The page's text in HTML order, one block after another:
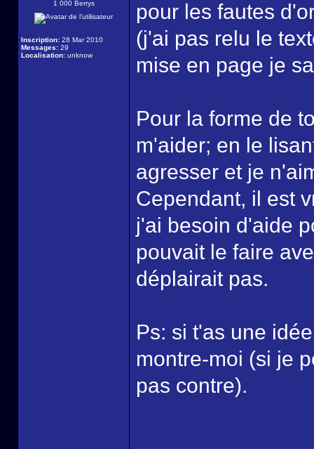
1 000 Berrys
Inscription: 28 Mar 2010
Messages: 29
Localisation: unknow
pour les fautes
(j'ai pas relu le
mise en page je
Pour la forme de
m'aider; en le
agresser et je
Cependant, il est
j'ai besoin d'aide
pouvait le faire
déplairait pas.
Ps: si t'as une
montre-moi (si je
pas contre).